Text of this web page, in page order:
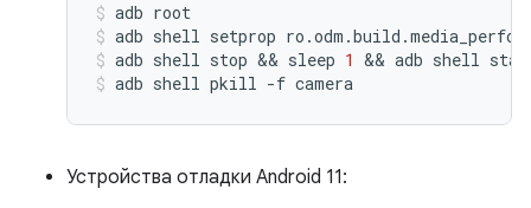
adb root
adb shell setprop
adb shell stop && sleep 1 && adb shell
adb shell pkill -f camera
Устройства отладки Android 11: